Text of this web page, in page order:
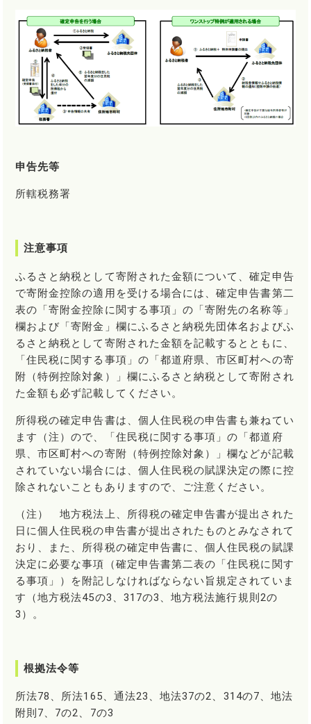
申告先等
所轄税務署
注意事項
ふるさと納税として寄附された金額について、確定申告
で寄附金控除の適用を受ける場合には、確定申告書第二
表の「寄附金控除に関する事項」の「寄附先の名称等」
欄および「寄附金」欄にふるさと納税先団体名およびふ
るさと納税として寄附された金額を記載するとともに、
「住民税に関する事項」の「都道府県、市区町村への寄
附（特例控除対象）」欄にふるさと納税として寄附され
た金額も必ず記載してください。
所得税の確定申告書は、個人住民税の申告書も兼ねてい
ます（注）ので、「住民税に関する事項」の「都道府
県、市区町村への寄附（特例控除対象）」欄などが記載
されていない場合には、個人住民税の賦課決定の際に控
除されないこともありますので、ご注意ください。
（注） 地方税法上、所得税の確定申告書が提出された
日に個人住民税の申告書が提出されたものとみなされて
おり、また、所得税の確定申告書に、個人住民税の賦課
決定に必要な事項（確定申告書第二表の「住民税に関す
る事項」）を附記しなければならない旨規定されていま
す（地方税法45の3、317の3、地方税法施行規則2の
3）。
根拠法令等
所法78、所法165、通法23、地法37の2、314の7、地法
附則7、7の2、7の3